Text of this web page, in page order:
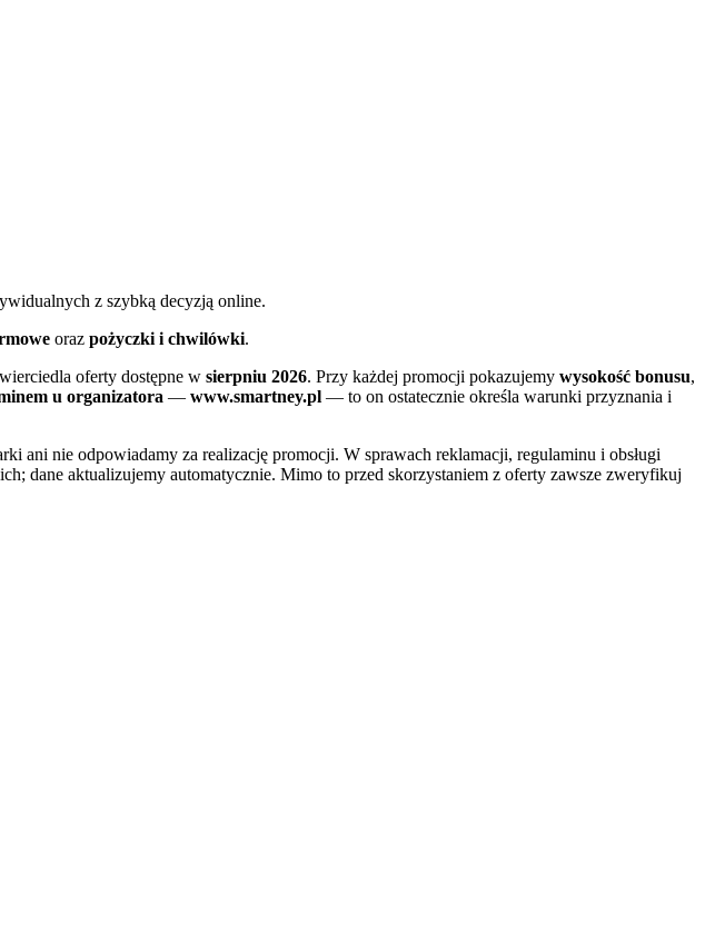
z szybką decyzją online.
oraz pożyczki i chwilówki.
oferty dostępne w sierpniu 2026. Przy każdej promocji pokazujemy wysokość bonusu,
u organizatora — www.smartney.pl — to on ostatecznie określa warunki przyznania i
ani nie odpowiadamy za realizację promocji. W sprawach reklamacji, regulaminu i obsługi
dane aktualizujemy automatycznie. Mimo to przed skorzystaniem z oferty zawsze zweryfikuj